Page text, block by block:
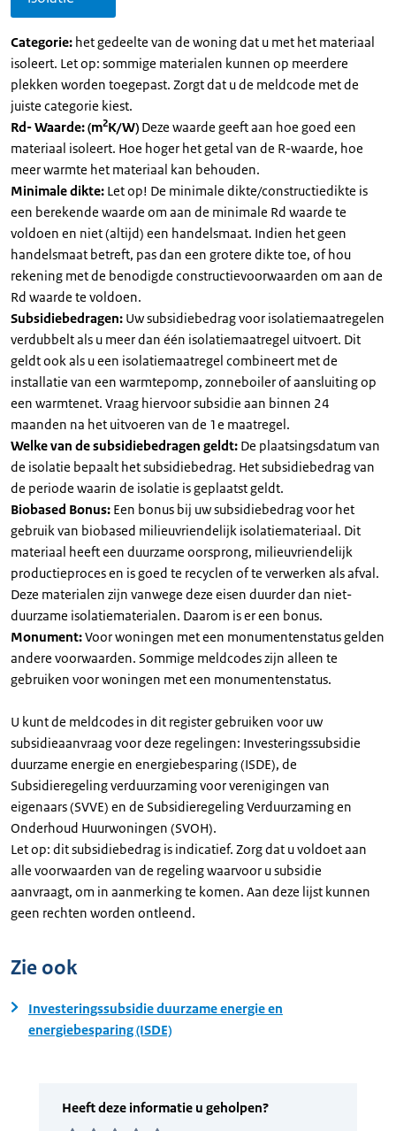
Categorie: het gedeelte van de woning dat u met het materiaal
isoleert. Let op: sommige materialen kunnen op meerdere
plekken worden toegepast. Zorgt dat u de meldcode met de
juiste categorie kiest.
Rd- Waarde: (m2K/W) Deze waarde geeft aan hoe goed een
materiaal isoleert. Hoe hoger het getal van de R-waarde, hoe
meer warmte het materiaal kan behouden.
Minimale dikte: Let op! De minimale dikte/constructiedikte is
een berekende waarde om aan de minimale Rd waarde te
voldoen en niet (altijd) een handelsmaat. Indien het geen
handelsmaat betreft, pas dan een grotere dikte toe, of hou
rekening met de benodigde constructievoorwaarden om aan de
Rd waarde te voldoen.
Subsidiebedragen: Uw subsidiebedrag voor isolatiemaatregelen
verdubbelt als u meer dan één isolatiemaatregel uitvoert. Dit
geldt ook als u een isolatiemaatregel combineert met de
installatie van een warmtepomp, zonneboiler of aansluiting op
een warmtenet. Vraag hiervoor subsidie aan binnen 24
maanden na het uitvoeren van de 1e maatregel.
Welke van de subsidiebedragen geldt: De plaatsingsdatum van
de isolatie bepaalt het subsidiebedrag. Het subsidiebedrag van
de periode waarin de isolatie is geplaatst geldt.
Biobased Bonus: Een bonus bij uw subsidiebedrag voor het
gebruik van biobased milieuvriendelijk isolatiemateriaal. Dit
materiaal heeft een duurzame oorsprong, milieuvriendelijk
productieproces en is goed te recyclen of te verwerken als afval.
Deze materialen zijn vanwege deze eisen duurder dan niet-
duurzame isolatiematerialen. Daarom is er een bonus.
Monument:Voor woningen met een monumentenstatus gelden
andere voorwaarden. Sommige meldcodes zijn alleen te
gebruiken voor woningen met een monumentenstatus.
U kunt de meldcodes in dit register gebruiken voor uw
subsidieaanvraag voor deze regelingen: Investeringssubsidie
duurzame energie en energiebesparing (ISDE), de
Subsidieregeling verduurzaming voor verenigingen van
eigenaars (SVVE) en de Subsidieregeling Verduurzaming en
Onderhoud Huurwoningen (SVOH).
Let op: dit subsidiebedrag is indicatief. Zorg dat u voldoet aan
alle voorwaarden van de regeling waarvoor u subsidie
aanvraagt, om in aanmerking te komen. Aan deze lijst kunnen
geen rechten worden ontleend.
Zie ook
Investeringssubsidie duurzame energie en
energiebesparing (ISDE)